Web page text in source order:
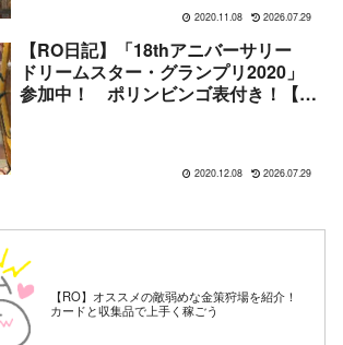
2020.11.08 2026.07.29
【RO日記】「18thアニバーサリー
ドリームスター・グランプリ2020」
参加中！ ポリンビンゴ表付き！【ポ
2020.12.08 2026.07.29
【RO】オススメの敵弱めな金策狩場を紹介！
カードと収集品で上手く稼ごう